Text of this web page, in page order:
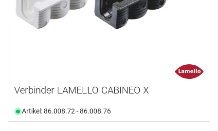
Verbinder LAMELLO CABINEO X
Artikel: 86.008.72 - 86.008.76